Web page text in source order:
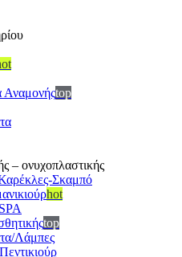
Αναμονήςtop
– ονυχοπλαστικής
Σκαμπό
hot
top
Λάμπες